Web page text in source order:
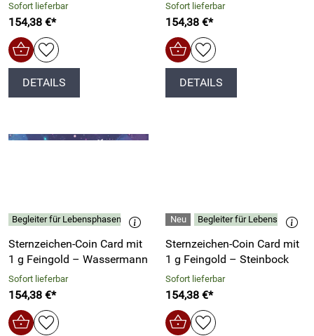
Sofort lieferbar
154,38 €*
DETAILS
Sofort lieferbar
154,38 €*
DETAILS
Begleiter für Lebensphasen, Horoskop-Interessierte
Sternzeichen-Coin Card mit
1 g Feingold – Wassermann
Sofort lieferbar
154,38 €*
Begleiter für Lebensphasen,
Sternzeichen-Coin Card mit
1 g Feingold – Steinbock
Sofort lieferbar
154,38 €*